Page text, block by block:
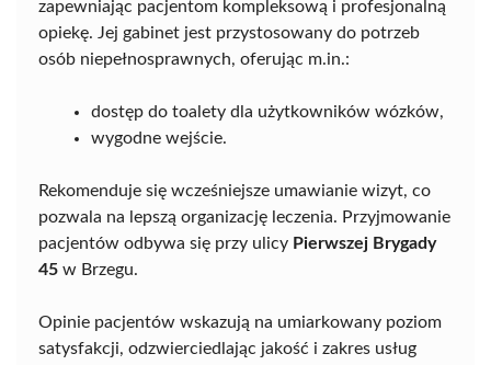
zapewniając pacjentom kompleksową i profesjonalną
opiekę. Jej gabinet jest przystosowany do potrzeb
osób niepełnosprawnych, oferując m.in.:
dostęp do toalety dla użytkowników wózków,
wygodne wejście.
Rekomenduje się wcześniejsze umawianie wizyt, co
pozwala na lepszą organizację leczenia. Przyjmowanie
pacjentów odbywa się przy ulicy Pierwszej Brygady
45 w Brzegu.
Opinie pacjentów wskazują na umiarkowany poziom
satysfakcji, odzwierciedlając jakość i zakres usług